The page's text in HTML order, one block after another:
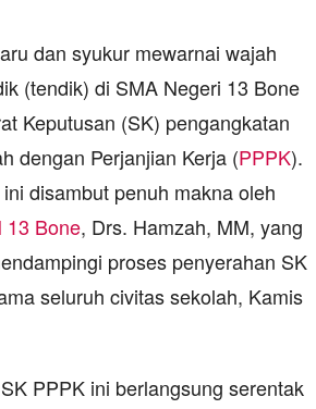
dan syukur mewarnai wajah
(tendik) di SMA Negeri 13 Bone
Keputusan (SK) pengangkatan
dengan Perjanjian Kerja (PPPK).
disambut penuh makna oleh
13 Bone, Drs. Hamzah, MM, yang
proses penyerahan SK
seluruh civitas sekolah, Kamis
PPPK ini berlangsung serentak